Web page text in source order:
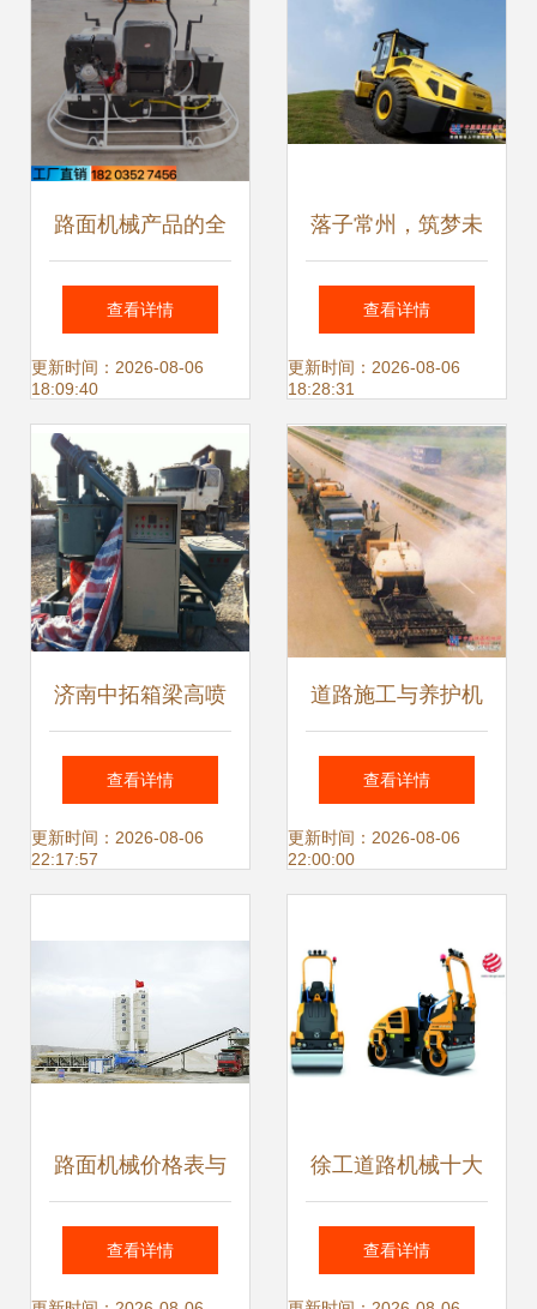
路面机械产品的全
面产品信息与选购
指南
查看详情
更新时间：2026-08-06
18:09:40
落子常州，筑梦未
来——宝马格常州
工厂技术标杆与路
面机械智造新篇章
查看详情
更新时间：2026-08-06
18:28:31
济南中拓箱梁高喷
台车与水泥压浆路
面机械 打造高效施
查看详情
更新时间：2026-08-06
22:17:57
道路施工与养护机
械分类（十一） 旧
路面材料再生机械
查看详情
更新时间：2026-08-06
22:00:00
路面机械价格表与
品种齐全指南
查看详情
徐工道路机械十大
影响力事件 致我们
查看详情